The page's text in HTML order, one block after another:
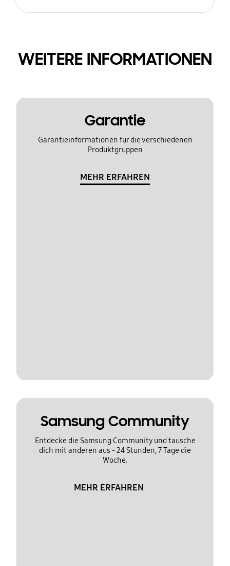
WEITERE INFORMATIONEN
Garantie
Garantieinformationen für die verschiedenen
Produktgruppen
MEHR ERFAHREN
Samsung Community
Entdecke die Samsung Community und tausche
dich mit anderen aus - 24 Stunden, 7 Tage die
Woche.
MEHR ERFAHREN